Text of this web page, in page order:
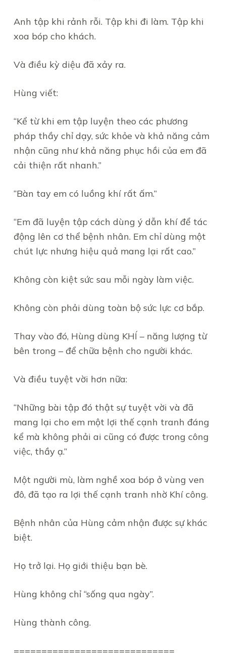
Anh tập khi rảnh rỗi. Tập khi đi làm. Tập khi
xoa bóp cho khách.
Và điều kỳ diệu đã xảy ra.
Hùng viết:
“Kể từ khi em tập luyện theo các phương
pháp thầy chỉ dạy, sức khỏe và khả năng cảm
nhận cũng như khả năng phục hồi của em đã
cải thiện rất nhanh.”
“Bàn tay em có luồng khí rất ấm.”
“Em đã luyện tập cách dùng ý dẫn khí để tác
động lên cơ thể bệnh nhân. Em chỉ dùng một
chút lực nhưng hiệu quả mang lại rất cao.”
Không còn kiệt sức sau mỗi ngày làm việc.
Không còn phải dùng toàn bộ sức lực cơ bắp.
Thay vào đó, Hùng dùng KHÍ – năng lượng từ
bên trong – để chữa bệnh cho người khác.
Và điều tuyệt vời hơn nữa:
“Những bài tập đó thật sự tuyệt vời và đã
mang lại cho em một lợi thế cạnh tranh đáng
kể mà không phải ai cũng có được trong công
việc, thầy ạ.”
Một người mù, làm nghề xoa bóp ở vùng ven
đô, đã tạo ra lợi thế cạnh tranh nhờ Khí công.
Bệnh nhân của Hùng cảm nhận được sự khác
biệt.
Họ trở lại. Họ giới thiệu bạn bè.
Hùng không chỉ “sống qua ngày”.
Hùng thành công.
=============================